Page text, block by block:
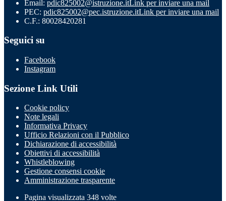
Email: pdic825002@istruzione.itLink per inviare una mail
PEC: pdic825002@pec.istruzione.itLink per inviare una mail
C.F.: 80028420281
Seguici su
Facebook
Instagram
Sezione Link Utili
Cookie policy
Note legali
Informativa Privacy
Ufficio Relazioni con il Pubblico
Dichiarazione di accessibilità
Obiettivi di accessibilità
Whistleblowing
Gestione consensi cookie
Amministrazione trasparente
Pagina visualizzata 348 volte